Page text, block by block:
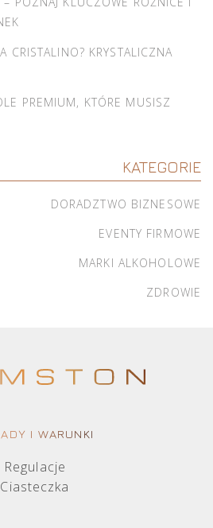
CRISTALINO? KRYSTALICZNA
PREMIUM, KTÓRE MUSISZ
KATEGORIE
DORADZTWO BIZNESOWE
EVENTY FIRMOWE
MARKI ALKOHOLOWE
ZDROWIE
I WARUNKI
Regulacje
Ciasteczka